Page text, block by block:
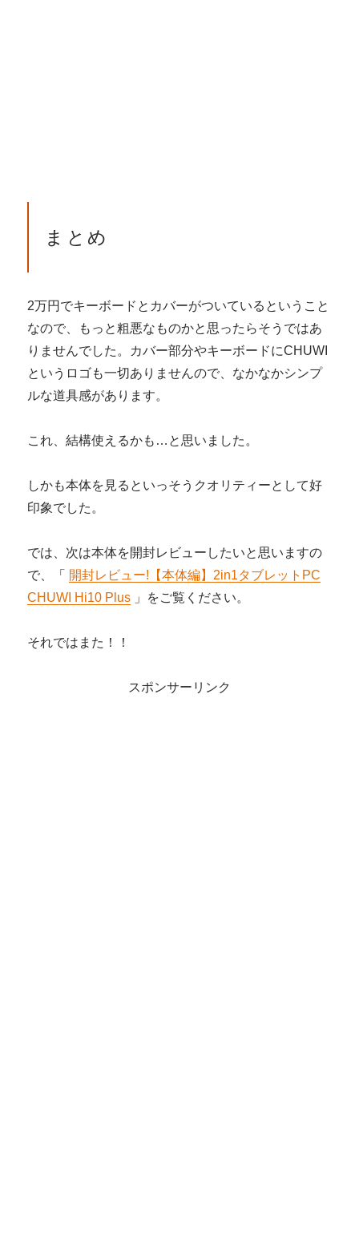
まとめ
2万円でキーボードとカバーがついているということ
なので、もっと粗悪なものかと思ったらそうではあ
りませんでした。カバー部分やキーボードにCHUWI
というロゴも一切ありませんので、なかなかシンプ
ルな道具感があります。
これ、結構使えるかも…と思いました。
しかも本体を見るといっそうクオリティーとして好
印象でした。
では、次は本体を開封レビューしたいと思いますの
で、「 開封レビュー!【本体編】2in1タブレットPC
CHUWI Hi10 Plus 」をご覧ください。
それではまた！！
スポンサーリンク